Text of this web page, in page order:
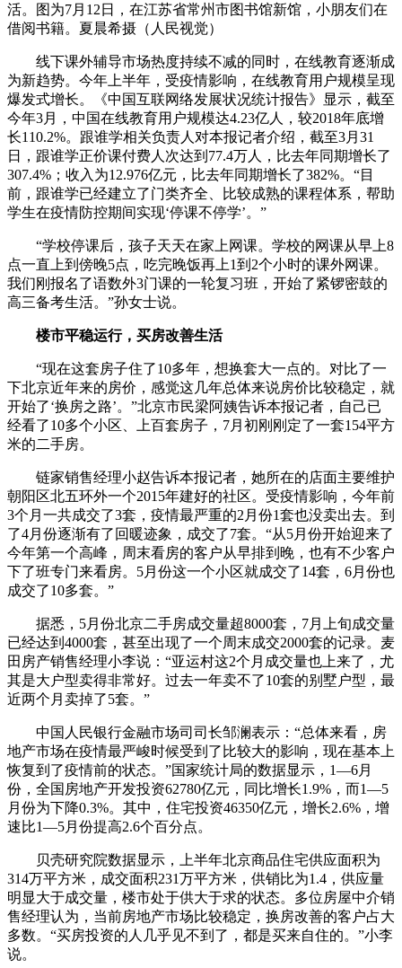
活。图为7月12日，在江苏省常州市图书馆新馆，小朋友们在
借阅书籍。夏晨希摄（人民视觉）
线下课外辅导市场热度持续不减的同时，在线教育逐渐成
为新趋势。今年上半年，受疫情影响，在线教育用户规模呈现
爆发式增长。《中国互联网络发展状况统计报告》显示，截至
今年3月，中国在线教育用户规模达4.23亿人，较2018年底增
长110.2%。跟谁学相关负责人对本报记者介绍，截至3月31
日，跟谁学正价课付费人次达到77.4万人，比去年同期增长了
307.4%；收入为12.976亿元，比去年同期增长了382%。“目
前，跟谁学已经建立了门类齐全、比较成熟的课程体系，帮助
学生在疫情防控期间实现‘停课不停学’。”
“学校停课后，孩子天天在家上网课。学校的网课从早上8
点一直上到傍晚5点，吃完晚饭再上1到2个小时的课外网课。
我们刚报名了语数外3门课的一轮复习班，开始了紧锣密鼓的
高三备考生活。”孙女士说。
楼市平稳运行，买房改善生活
“现在这套房子住了10多年，想换套大一点的。对比了一
下北京近年来的房价，感觉这几年总体来说房价比较稳定，就
开始了‘换房之路’。”北京市民梁阿姨告诉本报记者，自己已
经看了10多个小区、上百套房子，7月初刚刚定了一套154平方
米的二手房。
链家销售经理小赵告诉本报记者，她所在的店面主要维护
朝阳区北五环外一个2015年建好的社区。受疫情影响，今年前
3个月一共成交了3套，疫情最严重的2月份1套也没卖出去。到
了4月份逐渐有了回暖迹象，成交了7套。“从5月份开始迎来了
今年第一个高峰，周末看房的客户从早排到晚，也有不少客户
下了班专门来看房。5月份这一个小区就成交了14套，6月份也
成交了10多套。”
据悉，5月份北京二手房成交量超8000套，7月上旬成交量
已经达到4000套，甚至出现了一个周末成交2000套的记录。麦
田房产销售经理小李说：“亚运村这2个月成交量也上来了，尤
其是大户型卖得非常好。过去一年卖不了10套的别墅户型，最
近两个月卖掉了5套。”
中国人民银行金融市场司司长邹澜表示：“总体来看，房
地产市场在疫情最严峻时候受到了比较大的影响，现在基本上
恢复到了疫情前的状态。”国家统计局的数据显示，1—6月
份，全国房地产开发投资62780亿元，同比增长1.9%，而1—5
月份为下降0.3%。其中，住宅投资46350亿元，增长2.6%，增
速比1—5月份提高2.6个百分点。
贝壳研究院数据显示，上半年北京商品住宅供应面积为
314万平方米，成交面积231万平方米，供销比为1.4，供应量
明显大于成交量，楼市处于供大于求的状态。多位房屋中介销
售经理认为，当前房地产市场比较稳定，换房改善的客户占大
多数。“买房投资的人几乎见不到了，都是买来自住的。”小李
说。